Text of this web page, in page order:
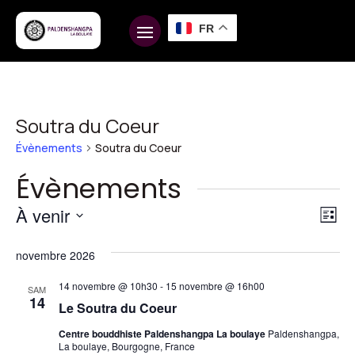
Soutra du Coeur
Évènements Soutra du Coeur
Évènements
Liste
À venir
une
novembre 2026
SAM
14 Le Soutra du Coeur
14 novembre @ 10h30 - 15 novembre @ 16h00
Centre bouddhiste Paldenshangpa La boulaye Paldenshangpa,
La boulaye, Bourgogne, France
FR